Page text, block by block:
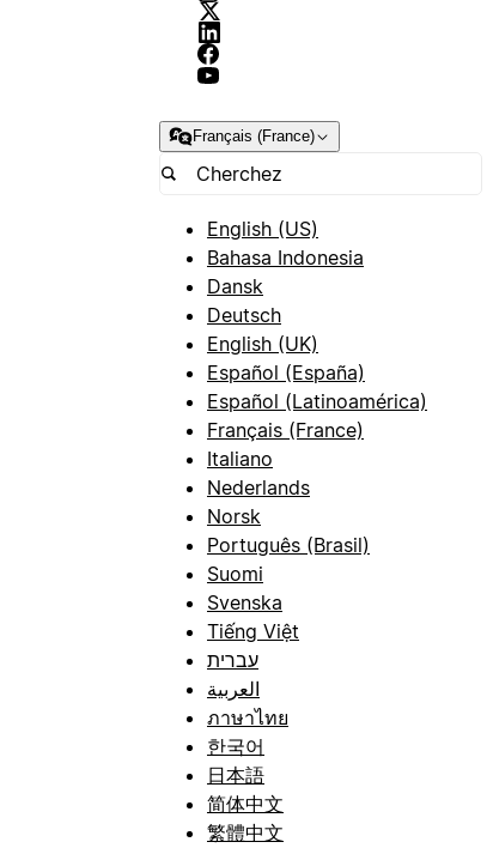
Français (France)
English (US)
Bahasa Indonesia
Dansk
Deutsch
English (UK)
Español (España)
Español (Latinoamérica)
Français (France)
Italiano
Nederlands
Norsk
Português (Brasil)
Suomi
Svenska
Tiếng Việt
עברית
العربية
ภาษาไทย
한국어
日本語
简体中文
繁體中文